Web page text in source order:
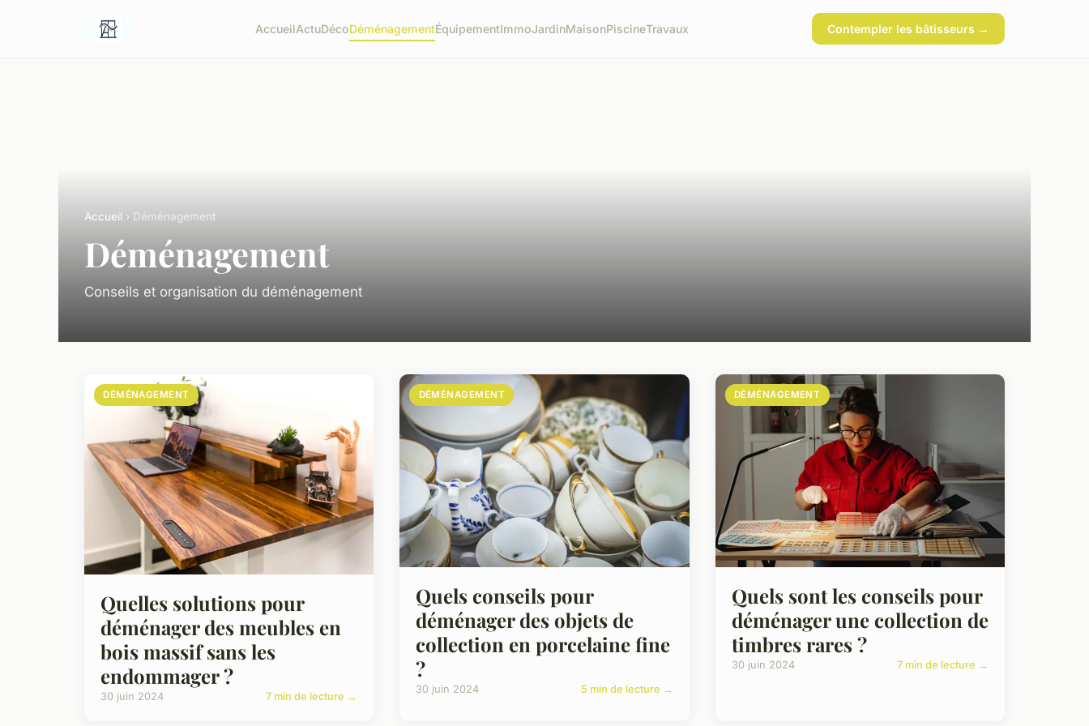
AccueilActuDécoDéménagementÉquipementImmoJardinMaisonPiscineTravaux Contempler les bâtisseurs →
Accueil › Déménagement
Déménagement
Conseils et organisation du déménagement
DÉMÉNAGEMENT
Quelles solutions pour
déménager des meubles en
bois massif sans les
endommager ?
30 juin 2024 7 min de lecture →
DÉMÉNAGEMENT
Quels conseils pour
déménager des objets de
collection en porcelaine fine
?
30 juin 2024 5 min de lecture →
DÉMÉNAGEMENT
Quels sont les conseils pour
déménager une collection de
timbres rares ?
30 juin 2024 7 min de lecture →